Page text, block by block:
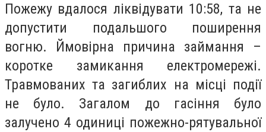
Пожежу вдалося ліквідувати 10:58, та не
допустити подальшого поширення
вогню. Ймовірна причина займання –
коротке замикання електромережі.
Травмованих та загиблих на місці події
не було. Загалом до гасіння було
залучено 4 одиниці пожежно-рятувальної